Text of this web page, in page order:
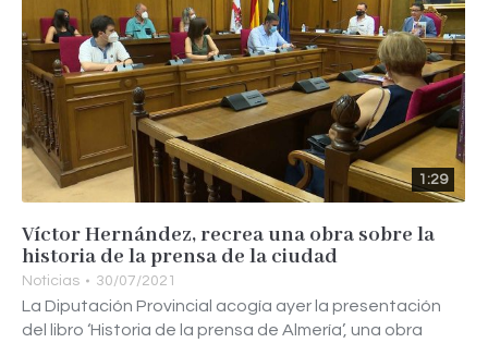
1:29
Víctor Hernández, recrea una obra sobre la
historia de la prensa de la ciudad
Noticias 30/07/2021
La Diputación Provincial acogía ayer la presentación
del libro ‘Historia de la prensa de Almería’, una obra